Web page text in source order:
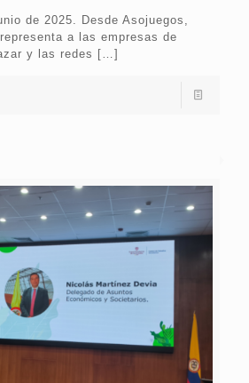
de 2025. Desde Asojuegos,
a las empresas de
y las redes […]